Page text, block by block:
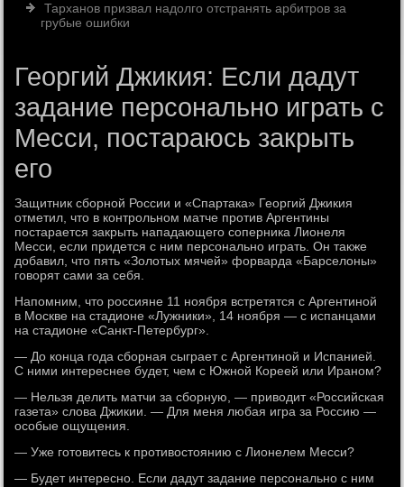
Тарханов призвал надолго отстранять арбитров за
грубые ошибки
Георгий Джикия: Если дадут
задание персонально играть с
Месси, постараюсь закрыть
его
Защитник сборной России и «Спартака» Георгий Джикия
отметил, что в контрольном матче против Аргентины
постарается закрыть нападающего соперника Лионеля
Месси, если придется с ним персонально играть. Он также
добавил, что пять «Золотых мячей» форварда «Барселоны»
говорят сами за себя.
Напомним, что россияне 11 ноября встретятся с Аргентиной
в Москве на стадионе «Лужники», 14 ноября — с испанцами
на стадионе «Санкт-Петербург».
— До конца года сборная сыграет с Аргентиной и Испанией.
С ними интереснее будет, чем с Южной Кореей или Ираном?
— Нельзя делить матчи за сборную, — приводит «Российская
газета» слова Джикии. — Для меня любая игра за Россию —
особые ощущения.
— Уже готовитесь к противостоянию с Лионелем Месси?
— Будет интересно. Если дадут задание персонально с ним